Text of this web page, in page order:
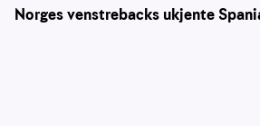
Norges venstrebacks ukjente